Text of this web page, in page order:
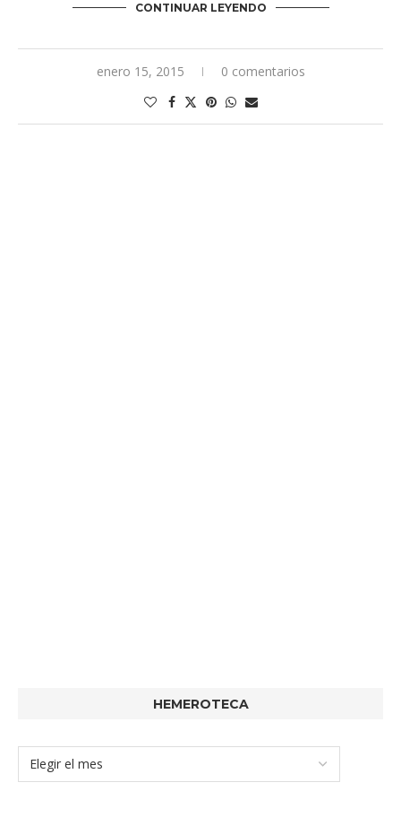
CONTINUAR LEYENDO
enero 15, 2015 0 comentarios
HEMEROTECA